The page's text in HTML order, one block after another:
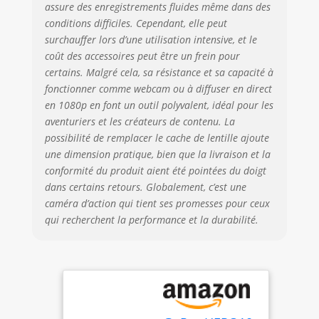
5,3K à 60 fps,
HERO10 offre un
double de la
fréquence
d'images pour un
mouvement
incroyablement
fluide. De plus, il y
a 8 ralentis à 2,7 K
et vous pouvez
mettre en pause
des vidéos et
prendre des
photos de 15,8 MP
à partir de vidéos
qualité d'image
incroyable : prenez
des photos avec
des détails fins,
assure des enregistrements fluides même dans des
conditions difficiles. Cependant, elle peut
surchauffer lors d’une utilisation intensive, et le
coût des accessoires peut être un frein pour
certains. Malgré cela, sa résistance et sa capacité à
fonctionner comme webcam ou à diffuser en direct
en 1080p en font un outil polyvalent, idéal pour les
aventuriers et les créateurs de contenu. La
possibilité de remplacer le cache de lentille ajoute
une dimension pratique, bien que la livraison et la
conformité du produit aient été pointées du doigt
dans certains retours. Globalement, c’est une
caméra d’action qui tient ses promesses pour ceux
qui recherchent la performance et la durabilité.